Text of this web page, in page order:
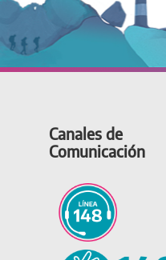
Canales de
Comunicación